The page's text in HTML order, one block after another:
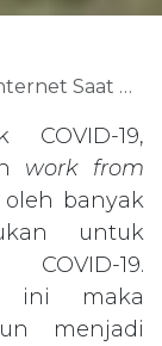
Saat WFH
19,
work from
banyak
untuk
19.
ini maka
menjadi